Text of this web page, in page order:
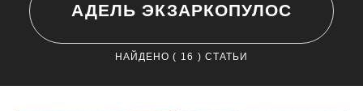
АДЕЛЬ ЭКЗАРКОПУЛОС
НАЙДЕНО ( 16 ) СТАТЬИ